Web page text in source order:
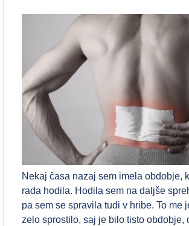
Nekaj časa nazaj sem imela obdobje,
rada hodila. Hodila sem na daljše
pa sem se spravila tudi v hribe. To me
zelo sprostilo, saj je bilo tisto obdobje,